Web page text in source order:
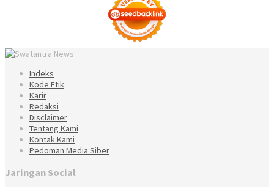
Indeks
Kode Etik
Karir
Redaksi
Disclaimer
Tentang Kami
Kontak Kami
Pedoman Media Siber
Jaringan Social